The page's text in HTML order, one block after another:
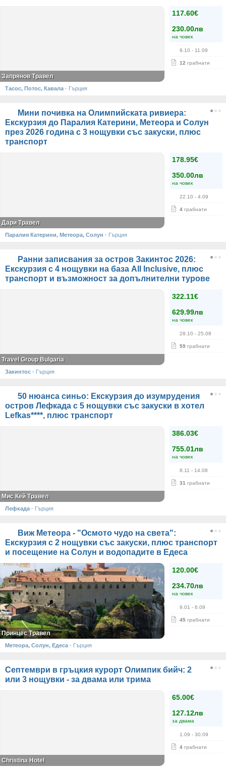
117.60€
230.00лв
на човек
9.10 - 11.09
12 грабнати
Запрянов Травел
Тасос, Потос, Кавала · Гърция
Мини почивка на Олимпийската ривиера:
Екскурзия до Паралия Катерини, Метеора и Солун
през 2026 година с 3 нощувки със закуски, плюс
транспорт
178.95€
350.00лв
на човек
22.10 - 4.09
4 грабнати
Дари Травел
Паралия Катерини, Метеора, Солун · Гърция
Ранни записвания за остров Закинтос 2026:
Екскурзия с 4 нощувки на база All Inclusive, плюс
транспорт и възможност за допълнителни турове
322.11€
629.99лв
на човек
28.10 - 25.08
59 грабнати
Travel Group Bulgaria
Закинтос · Гърция
50 нюанса синьо: Екскурзия до изумрудения
остров Лефкада с 5 нощувки със закуски в хотел
Lefkas****, плюс транспорт
386.03€
755.01лв
на човек
8.11 - 14.08
31 грабнати
Мис Кей Травел
Лефкада · Гърция
Виж Метеора - "Осмото чудо на света":
Екскурзия с 2 нощувки със закуски, плюс транспорт
и посещение на Солун и водопадите в Едеса
120.00€
234.70лв
на човек
9.01 - 6.09
45 грабнати
Принцес Травел
Метеора, Солун, Едеса · Гърция
Септември в гръцкия курорт Олимпик бийч: 2
или 3 нощувки - за двама или трима
65.00€
127.12лв
за двама
1.09 - 30.09
4 грабнати
Christina Hotel